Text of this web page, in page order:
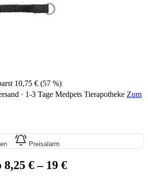
10,75 € (57 %)
· 1-3 Tage Medpets Tierapotheke Zum
Preisalarm
8,25 €– 19 €